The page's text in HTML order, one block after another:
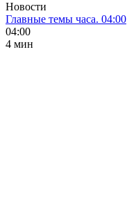
Новости
Главные темы часа. 04:00
04:00
4 мин